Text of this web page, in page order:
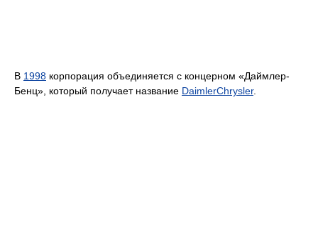
В 1998 корпорация объединяется с концерном «Даймлер-
Бенц», который получает название DaimlerChrysler.